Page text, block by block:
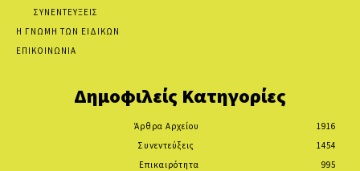
ΣΥΝΕΝΤΕΥΞΕΙΣ
Η ΓΝΩΜΗ ΤΩΝ ΕΙΔΙΚΩΝ
ΕΠΙΚΟΙΝΩΝΙΑ
Δημοφιλείς Κατηγορίες
Άρθρα Αρχείου
1916
Συνεντεύξεις
1454
Επικαιρότητα
995